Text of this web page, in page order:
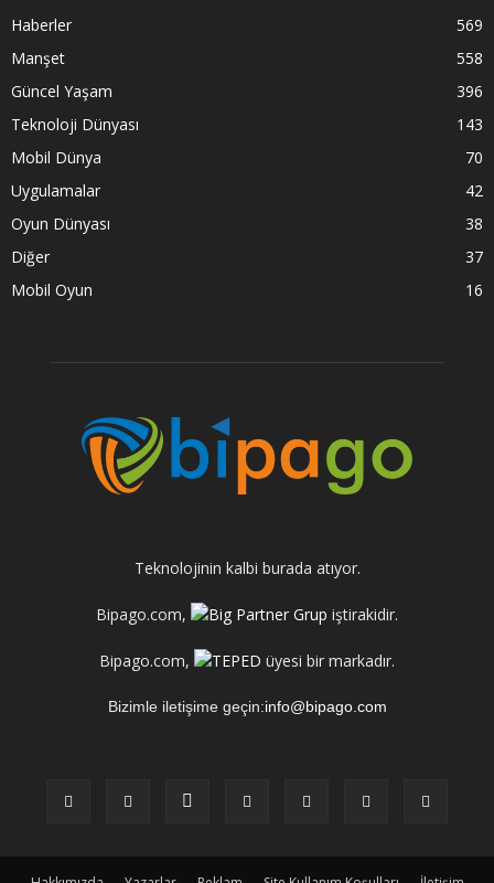
Haberler
569
Manşet
558
Güncel Yaşam
396
Teknoloji Dünyası
143
Mobil Dünya
70
Uygulamalar
42
Oyun Dünyası
38
Diğer
37
Mobil Oyun
16
Teknolojinin kalbi burada atıyor.
Bipago.com, iştirakidir.
Bipago.com, üyesi bir markadır.
Bizimle iletişime geçin:info@bipago.com